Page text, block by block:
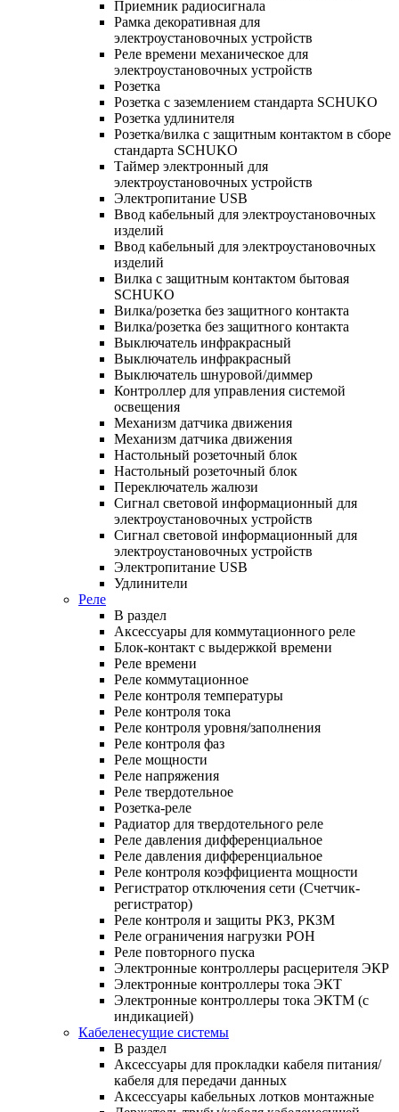
Приемник радиосигнала
Рамка декоративная для
электроустановочных устройств
Реле времени механическое для
электроустановочных устройств
Розетка
Розетка с заземлением стандарта SCHUKO
Розетка удлинителя
Розетка/вилка с защитным контактом в сборе
стандарта SCHUKO
Таймер электронный для
электроустановочных устройств
Электропитание USB
Ввод кабельный для электроустановочных
изделий
Ввод кабельный для электроустановочных
изделий
Вилка с защитным контактом бытовая
SCHUKO
Вилка/розетка без защитного контакта
Вилка/розетка без защитного контакта
Выключатель инфракрасный
Выключатель инфракрасный
Выключатель шнуровой/диммер
Контроллер для управления системой
освещения
Механизм датчика движения
Механизм датчика движения
Настольный розеточный блок
Настольный розеточный блок
Переключатель жалюзи
Сигнал световой информационный для
электроустановочных устройств
Сигнал световой информационный для
электроустановочных устройств
Электропитание USB
Удлинители
Реле
В раздел
Аксессуары для коммутационного реле
Блок-контакт с выдержкой времени
Реле времени
Реле коммутационное
Реле контроля температуры
Реле контроля тока
Реле контроля уровня/заполнения
Реле контроля фаз
Реле мощности
Реле напряжения
Реле твердотельное
Розетка-реле
Радиатор для твердотельного реле
Реле давления дифференциальное
Реле давления дифференциальное
Реле контроля коэффициента мощности
Регистратор отключения сети (Счетчик-
регистратор)
Реле контроля и защиты РКЗ, РКЗМ
Реле ограничения нагрузки РОН
Реле повторного пуска
Электронные контроллеры расцерителя ЭКР
Электронные контроллеры тока ЭКТ
Электронные контроллеры тока ЭКТМ (с
индикацией)
Кабеленесущие системы
В раздел
Аксессуары для прокладки кабеля питания/
кабеля для передачи данных
Аксессуары кабельных лотков монтажные